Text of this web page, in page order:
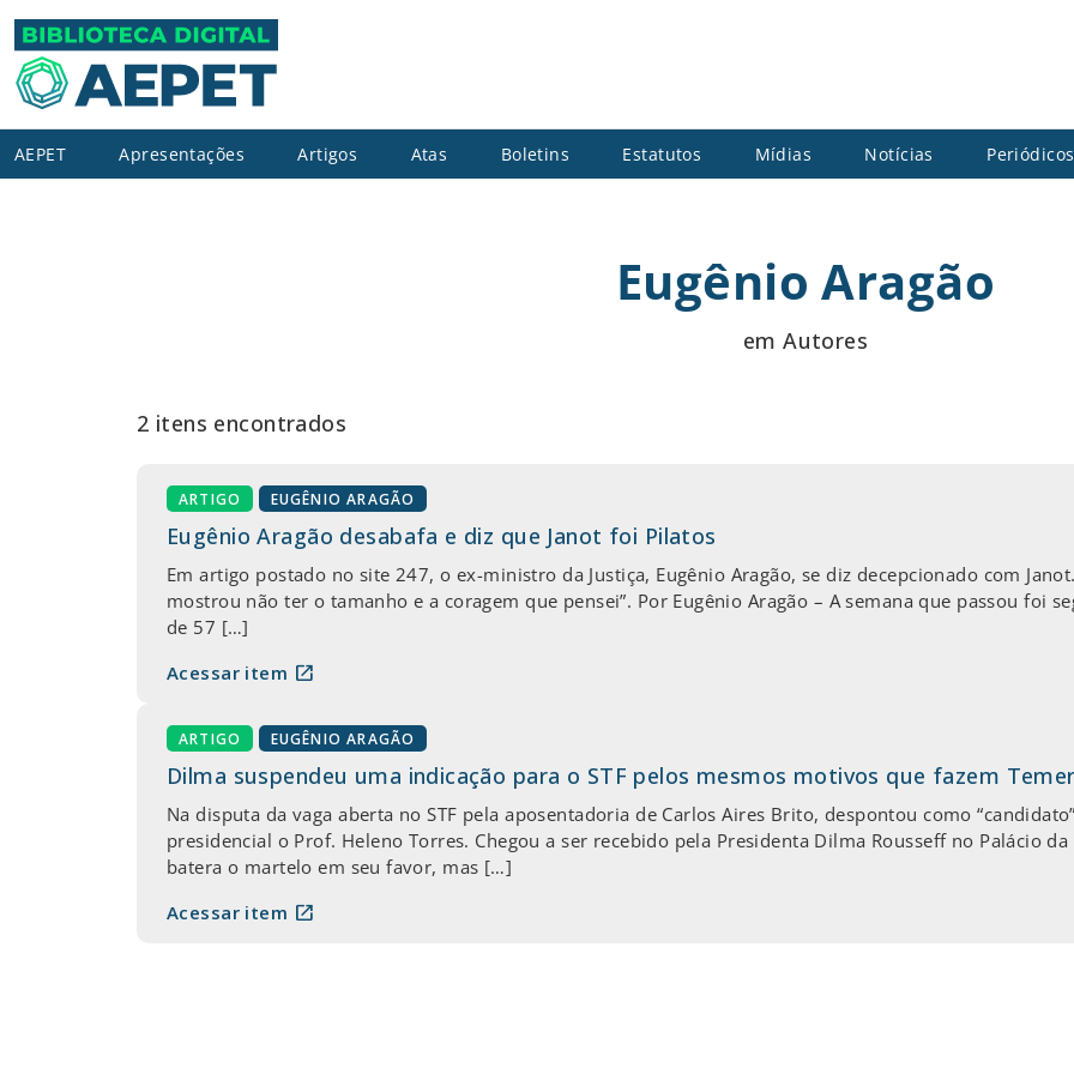
AEPET Apresentações Artigos Atas Boletins Estatutos Mídias Notícias Periódicos
Eugênio Aragão
em Autores
2 itens encontrados
ARTIGO EUGÊNIO ARAGÃO
Eugênio Aragão desabafa e diz que Janot foi Pilatos
Em artigo postado no site 247, o ex-ministro da Justiça, Eugênio Aragão, se diz decepcionado com
mostrou não ter o tamanho e a coragem que pensei”. Por Eugênio Aragão – A semana que passou foi
de 57 […]
Acessar item open_in_new
ARTIGO EUGÊNIO ARAGÃO
Dilma suspendeu uma indicação para o STF pelos mesmos motivos que fazem
Na disputa da vaga aberta no STF pela aposentadoria de Carlos Aires Brito, despontou como
presidencial o Prof. Heleno Torres. Chegou a ser recebido pela Presidenta Dilma Rousseff no Palácio
batera o martelo em seu favor, mas […]
Acessar item open_in_new